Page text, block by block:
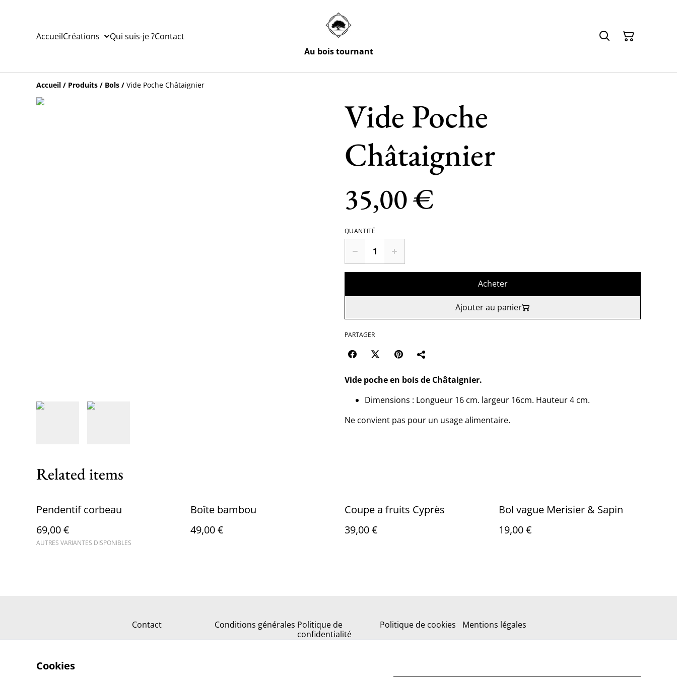
AccueilCréations Qui suis-je ?Contact
Au bois tournant
Accueil / Produits / Bols / Vide Poche Châtaignier
Vide Poche
Châtaignier
35,00 €
QUANTITÉ
Acheter
Ajouter au panier
PARTAGER
Vide poche en bois de Châtaignier.
Dimensions : Longueur 16 cm. largeur 16cm. Hauteur 4 cm.
Ne convient pas pour un usage alimentaire.
Related items
Pendentif corbeau
69,00 €
AUTRES VARIANTES DISPONIBLES
Boîte bambou
49,00 €
Coupe a fruits Cyprès
39,00 €
Bol vague Merisier & Sapin
19,00 €
Contact Conditions générales Politique de
confidentialité
Politique de cookies Mentions légales
Cookies